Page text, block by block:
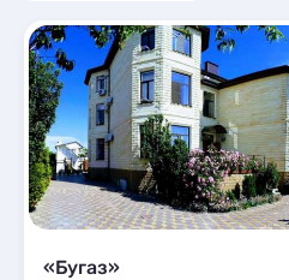
«Бугаз»